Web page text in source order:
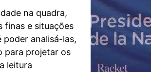
na quadra,
finas e situações
analisá-las,
para projetar os
leitura